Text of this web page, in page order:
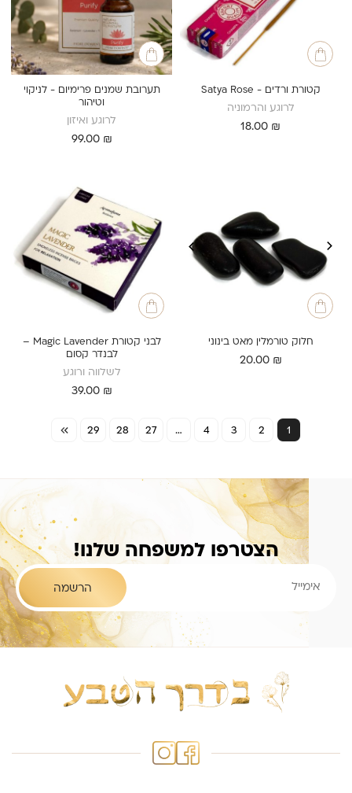
קטורת ורדים - Satya Rose
לרוגע והרמוניה
18.00 ₪
תערובת שמנים פרימיום - לניקוי
וטיהור
לרוגע ואיזון
99.00 ₪
חלוק טורמלין מאט בינוני
20.00 ₪
לבני קטורת Magic Lavender –
לבנדר קסום
לשלווה ורוגע
39.00 ₪
1
2
3
4
…
27
28
29
הצטרפו למשפחה שלנו!